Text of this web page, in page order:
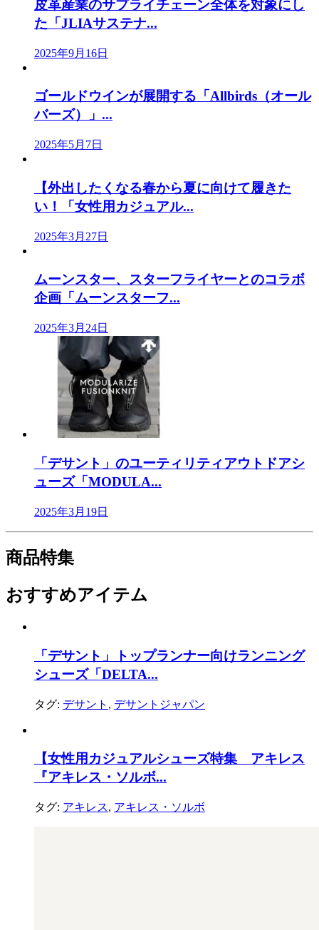
皮革産業のサプライチェーン全体を対象にし
た「JLIAサステナ...
2025年9月16日
ゴールドウインが展開する「Allbirds（オール
バーズ）」...
2025年5月7日
【外出したくなる春から夏に向けて履きた
い！「女性用カジュアル...
2025年3月27日
ムーンスター、スターフライヤーとのコラボ
企画「ムーンスターフ...
2025年3月24日
「デサント」のユーティリティアウトドアシ
ューズ「MODULA...
2025年3月19日
商品特集
おすすめアイテム
「デサント」トップランナー向けランニング
シューズ「DELTA...
タグ: デサント , デサントジャパン
【女性用カジュアルシューズ特集 アキレス
『アキレス・ソルボ...
タグ: アキレス, アキレス・ソルボ